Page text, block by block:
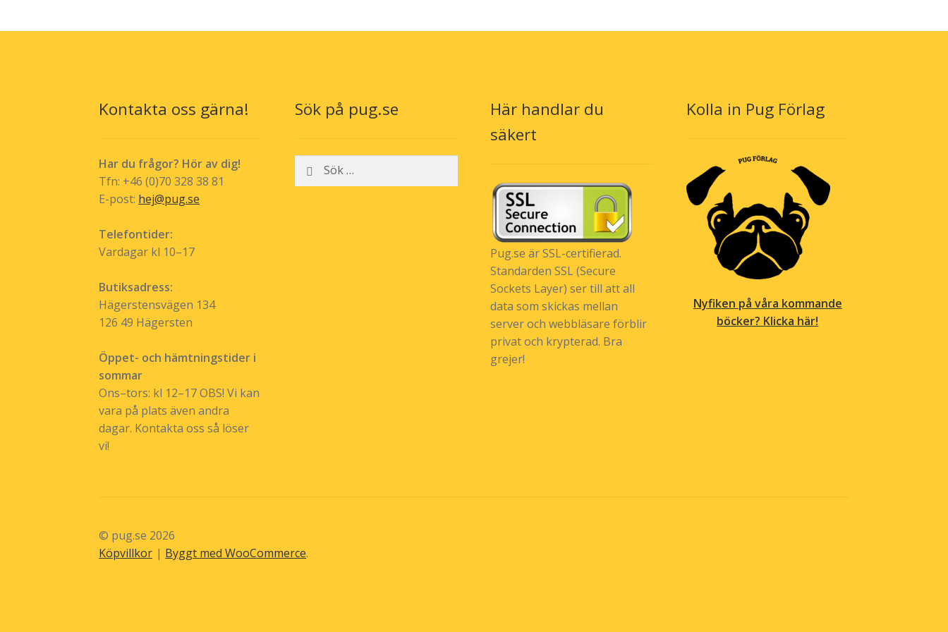
De
Kontakta oss gärna!
Har du frågor? Hör av dig!
Tfn: +46 (0)70 328 38 81
E-post: hej@pug.se
Telefontider:
Vardagar kl 10–17
Butiksadress:
Hägerstensvägen 134
126 49 Hägersten
Öppet- och hämtningstider i
sommar
Ons–tors: kl 12–17 OBS! Vi kan
vara på plats även andra
dagar. Kontakta oss så löser
vi!
Sök på pug.se
efter:
Här handlar du
säkert
Pug.se är SSL-certifierad.
Standarden SSL (Secure
Sockets Layer) ser till att all
data som skickas mellan
server och webbläsare förblir
privat och krypterad. Bra
grejer!
Kolla in Pug Förlag
Nyfiken på våra kommande
böcker? Klicka här!
© pug.se 2026
Köpvillkor
Byggt med WooCommerce.